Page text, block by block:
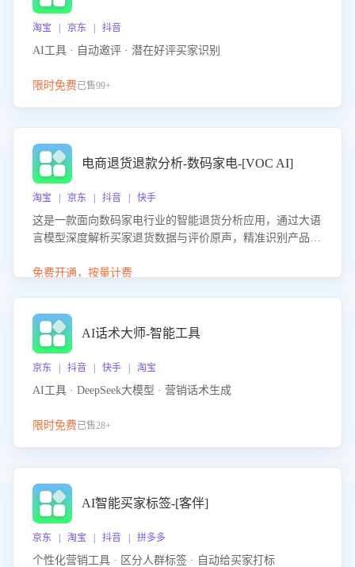
淘宝 | 京东 | 抖音
AI工具 · 自动邀评 · 潜在好评买家识别
限时免费已售99+
电商退货退款分析-数码家电-[VOC AI]
淘宝 | 京东 | 抖音 | 快手
这是一款面向数码家电行业的智能退货分析应用，通过大语
言模型深度解析买家退货数据与评价原声，精准识别产品质
改进建议，通过挖掘用户痛点驱动产品迭代，从根本上降低
免费开通，按量计费
AI话术大师-智能工具
京东 | 抖音 | 快手 | 淘宝
AI工具 · DeepSeek大模型 · 营销话术生成
限时免费已售28+
AI智能买家标签-[客伴]
京东 | 淘宝 | 抖音 | 拼多多
个性化营销工具 · 区分人群标签 · 自动给买家打标